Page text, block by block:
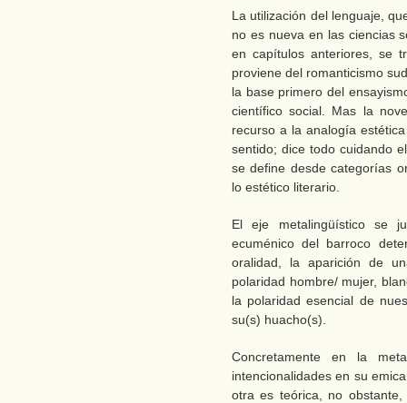
La utilización del lenguaje,
no es nueva en las ciencias
en capítulos anteriores, se
proviene del romanticismo
la base primero del
científico social. Mas la
recurso a la analogía
sentido; dice todo cuidando
se define desde categorías
lo estético literario.
El eje metalingüístico se
ecuménico del barroco
oralidad, la aparición de
polaridad hombre/ mujer,
la polaridad esencial de
su(s) huacho(s).
Concretamente en la
intencionalidades en su
otra es teórica, no